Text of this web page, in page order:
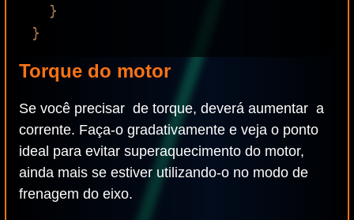
Torque do motor
Se você precisar de torque, deverá aumentar a
corrente. Faça-o gradativamente e veja o ponto
ideal para evitar superaquecimento do motor,
ainda mais se estiver utilizando-o no modo de
frenagem do eixo.